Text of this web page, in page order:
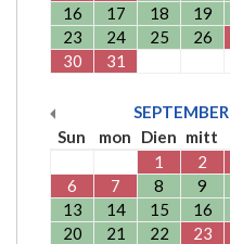
16
17 18 19
23
24 25 26
30
31
SEPTEMBER
Sun
mon Dien mitt
1
2
6
7 8 9
13
14 15 16
20
21 22 23